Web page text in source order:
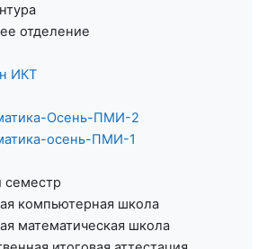
отделение
ИКТ
Осень-ПМИ-2
осень-ПМИ-1
семестр
компьютерная школа
математическая школа